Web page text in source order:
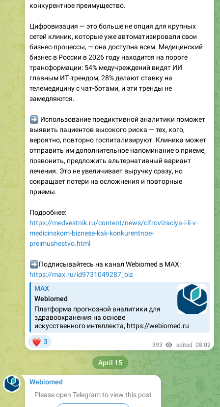
конкурентное преимущество.
Цифровизация — это больше не опция для крупных
сетей клиник, которые уже автоматизировали свои
бизнес-процессы, — она доступна всем. Медицинский
бизнес в России в 2026 году находится на пороге
трансформации: 54% медучреждений видят ИИ
главным ИТ-трендом, 28% делают ставку на
телемедицину с чат-ботами, и эти тренды не
замедляются. ​
Использование предиктивной аналитики поможет
выявить пациентов высокого риска — тех, кого,
вероятно, повторно госпитализируют. Клиника может
отправить им дополнительное напоминание о приеме,
позвонить, предложить альтернативный вариант
лечения. Это не увеличивает выручку сразу, но
сокращает потери на осложнения и повторные
приемы.
Подробнее:
https://medvestnik.ru/content/news/cifrovizaciya-i-ii-v-
medicinskom-biznese-kak-konkurentnoe-
preimushestvo.html
Подписывайтесь на канал Webiomed в MAX:
https://max.ru/id9731049287_biz
MAX
Webiomed
Платформа прогнозной аналитики для
здравоохранения на основе
искусственного интеллекта, https://webiomed.ru
3 393 edited 08:02
Webiomed
Please open Telegram to view this post
April 15